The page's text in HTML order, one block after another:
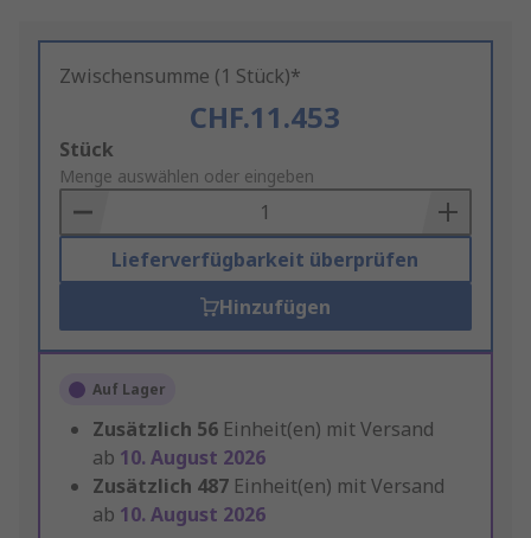
Zwischensumme (1 Stück)*
CHF.11.453
Add
to
Basket
Stück
Menge auswählen oder eingeben
Lieferverfügbarkeit überprüfen
Hinzufügen
Auf Lager
Zusätzlich 56 Einheit(en) mit Versand
ab 10. August 2026
Zusätzlich 487 Einheit(en) mit Versand
ab 10. August 2026